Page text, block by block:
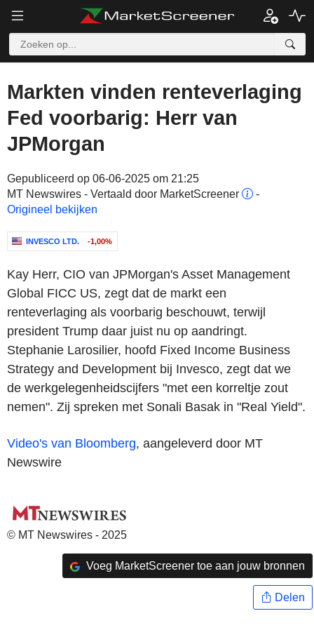
Markten vinden renteverlaging
Fed voorbarig: Herr van
JPMorgan
Gepubliceerd op 06-06-2025 om 21:25
MT Newswires - Vertaald door MarketScreener
-
Origineel bekijken
INVESCO LTD. -1,00%
Kay Herr, CIO van JPMorgan's Asset Management
Global FICC US, zegt dat de markt een
renteverlaging als voorbarig beschouwt, terwijl
president Trump daar juist nu op aandringt.
Stephanie Larosilier, hoofd Fixed Income Business
Strategy and Development bij Invesco, zegt dat we
de werkgelegenheidscijfers "met een korreltje zout
nemen". Zij spreken met Sonali Basak in "Real Yield".
Video's van Bloomberg, aangeleverd door MT
Newswire
© MT Newswires - 2025
Voeg MarketScreener toe aan jouw bronnen
Delen